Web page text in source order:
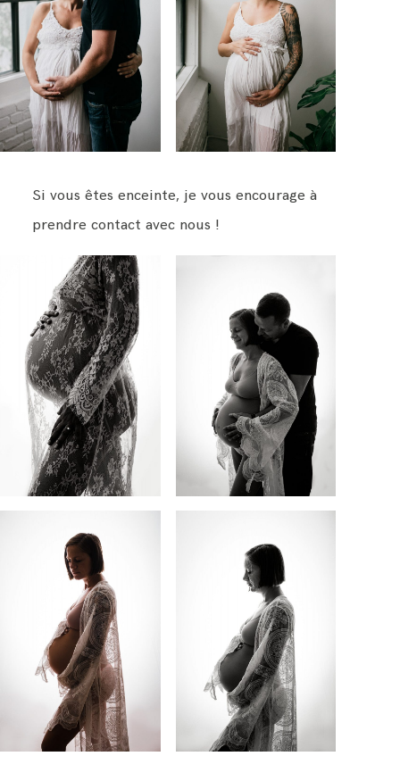
Si vous êtes enceinte, je vous encourage à
prendre contact avec nous !